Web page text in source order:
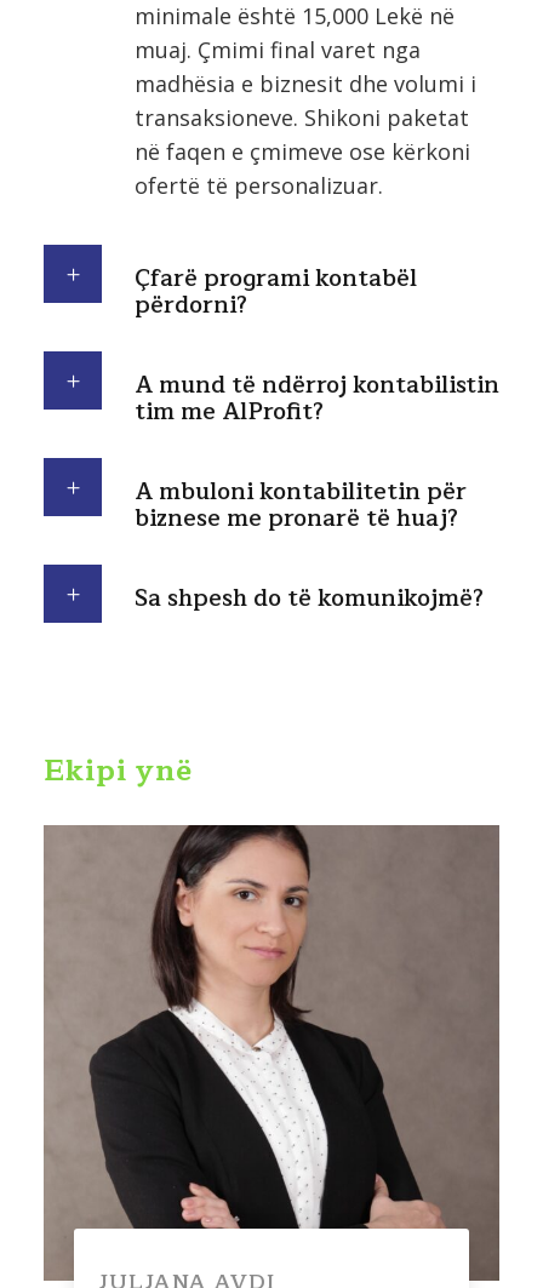
minimale është 15,000 Lekë në
muaj. Çmimi final varet nga
madhësia e biznesit dhe volumi i
transaksioneve. Shikoni paketat
në faqen e çmimeve ose kërkoni
ofertë të personalizuar.
Çfarë programi kontabël
përdorni?
A mund të ndërroj kontabilistin
tim me AlProfit?
A mbuloni kontabilitetin për
biznese me pronarë të huaj?
Sa shpesh do të komunikojmë?
Ekipi ynë